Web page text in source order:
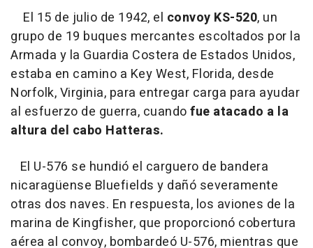
El 15 de julio de 1942, el convoy KS-520, un
grupo de 19 buques mercantes escoltados por la
Armada y la Guardia Costera de Estados Unidos,
estaba en camino a Key West, Florida, desde
Norfolk, Virginia, para entregar carga para ayudar
al esfuerzo de guerra, cuandofue atacado a la
altura del cabo Hatteras.
El U-576 se hundió el carguero de bandera
nicaragüense Bluefields y dañó severamente
otras dos naves. En respuesta, los aviones de la
marina de Kingfisher, que proporcionó cobertura
aérea al convoy, bombardeó U-576, mientras que